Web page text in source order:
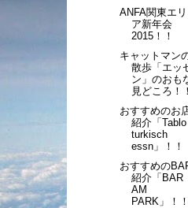
ANFA関東エリ
ア新年会
2015！！
キャットマン
散歩「エッ
ン」のおも
見どころ！！
おすすめのお
紹介「Tablo
turkisch
essn」！！
おすすめの
紹介「BAR
AM
PARK」！！